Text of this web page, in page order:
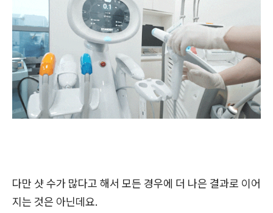
다만 샷 수가 많다고 해서 모든 경우에 더 나은 결과로 이어
지는 것은 아닌데요.